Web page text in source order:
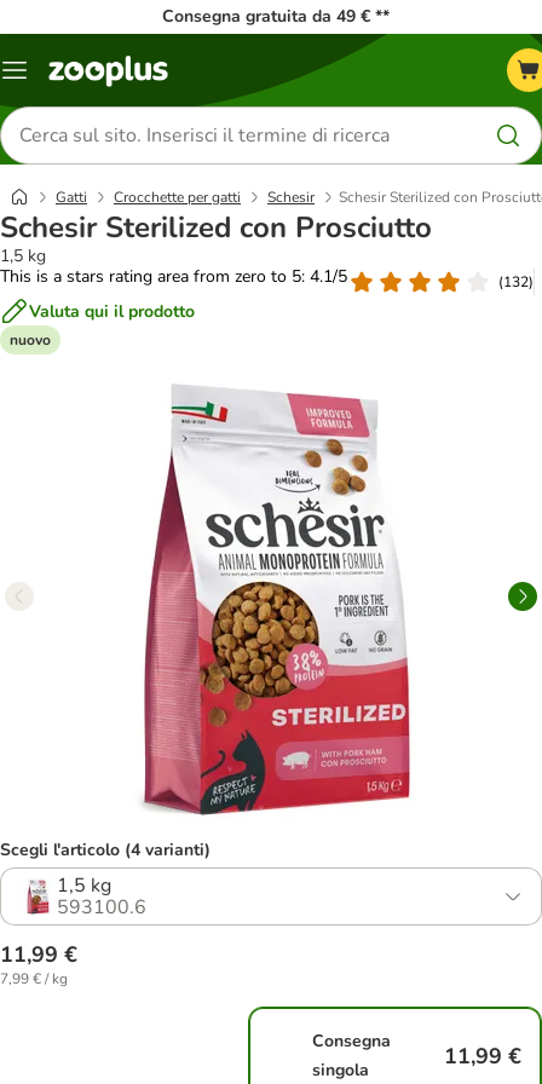
Consegna gratuita da 49 € **
Overview
Cerca
prodotti
Gatti Crocchette per gatti Schesir Schesir Sterilized con
Schesir Sterilized con Prosciutto
1,5 kg
This is a stars rating area from zero to 5: 4.1/5
(132)
Valuta qui il prodotto
nuovo
Scegli l'articolo (4 varianti)
1,5 kg
593100.6
11,99 €
7,99 € / kg
Consegna
singola
11,99 €